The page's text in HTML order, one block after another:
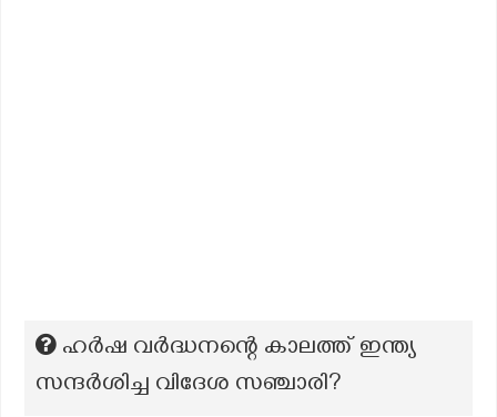
ഹർഷ വർദ്ധനന്റെ കാലത്ത് ഇന്ത്യ
സന്ദർശിച്ച വിദേശ സഞ്ചാരി?